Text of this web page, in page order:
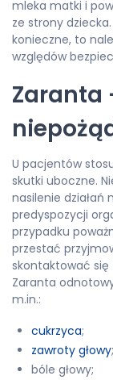
mleka matki i
ze strony
konieczne, to
względów
Zaranta
U pacjentów
skutki uboczne.
nasilenie działań
predyspozycji
przypadku
przestać
skontaktować się
Zaranta
m.in.:
cukrzyca;
zawroty głowy;
bóle głowy;